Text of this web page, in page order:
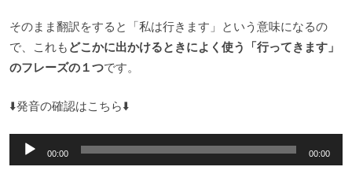
そのまま翻訳をすると「私は行きます」という意味になるの
で、これも どこかに出かけるときによく使う「行ってきます」
のフレーズの１つです。
⬇️発音の確認はこちら⬇️
声
00:00 00:00